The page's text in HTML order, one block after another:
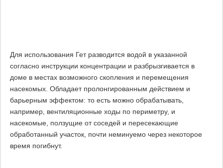
Для использования Гет разводится водой в указанной
согласно инструкции концентрации и разбрызгивается в
доме в местах возможного скопления и перемещения
насекомых. Обладает пролонгированным действием и
барьерным эффектом: то есть можно обрабатывать,
например, вентиляционные ходы по периметру, и
насекомые, ползущие от соседей и пересекающие
обработанный участок, почти неминуемо через некоторое
время погибнут.